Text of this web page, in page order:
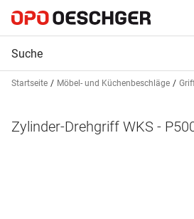
Startseite Möbel- und Küchenbeschläge
Zylinder-Drehgriff WKS -